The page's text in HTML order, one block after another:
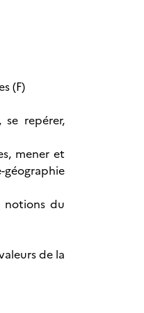
(F)
repérer,
mener et
notions du
de la